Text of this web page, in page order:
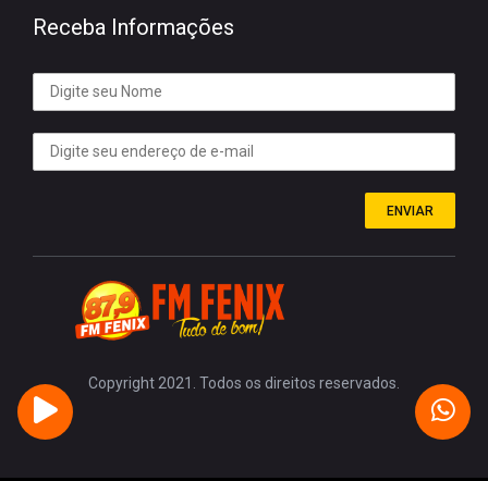
Receba Informações
ENVIAR
Copyright 2021. Todos os direitos reservados.